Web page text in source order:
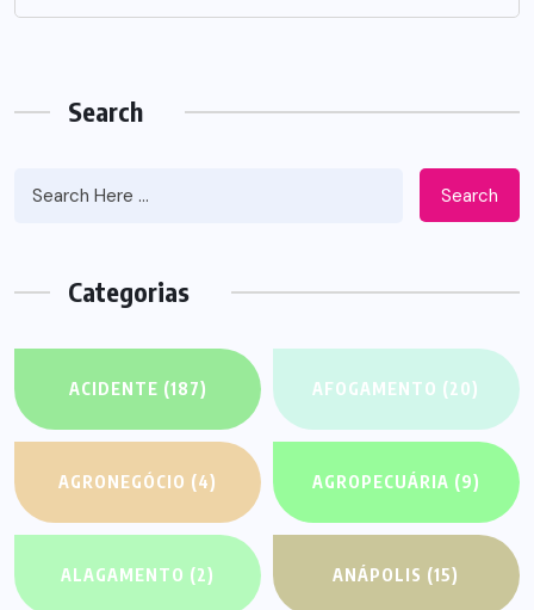
Search
Search
Categorias
ACIDENTE (187) AFOGAMENTO (20)
AGRONEGÓCIO (4) AGROPECUÁRIA (9)
ALAGAMENTO (2) ANÁPOLIS (15)